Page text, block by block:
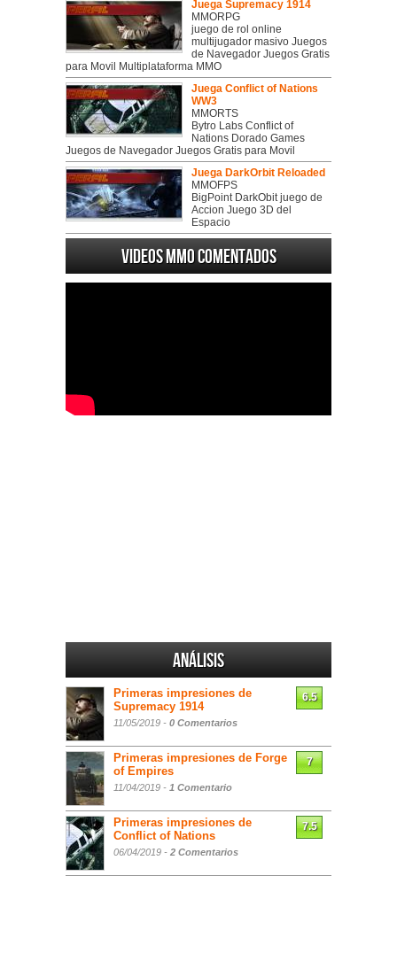
Juega Supremacy 1914
MMORPG
juego de rol online
multijugador masivo Juegos
de Navegador Juegos Gratis
para Movil Multiplataforma MMO
Juega Conflict of Nations
WW3
MMORTS
Bytro Labs Conflict of
Nations Dorado Games
Juegos de Navegador Juegos Gratis para Movil
Juega DarkOrbit Reloaded
MMOFPS
BigPoint DarkObit juego de
Accion Juego 3D del
Espacio
Videos MMO Comentados
Análisis
Primeras impresiones de
Supremacy 1914
11/05/2019 - 0 Comentarios
6.5
Primeras impresiones de Forge
of Empires
11/04/2019 - 1 Comentario
7
Primeras impresiones de
Conflict of Nations
06/04/2019 - 2 Comentarios
7.5